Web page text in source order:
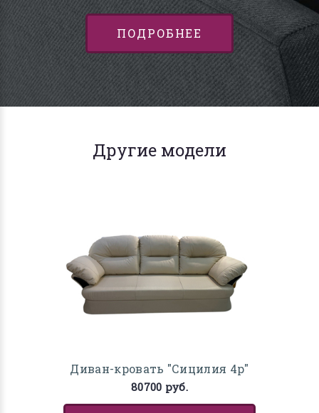
ПОДРОБНЕЕ
Другие модели
Диван-кровать "Сицилия 4р"
80700 руб.